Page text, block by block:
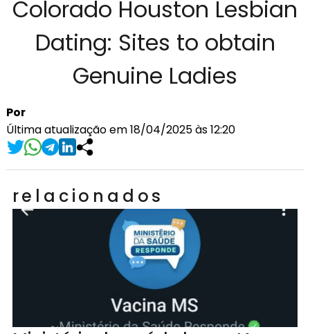
Colorado Houston Lesbian
Dating: Sites to obtain
Genuine Ladies
Por
Última atualização em 18/04/2025 às 12:20
relacionados